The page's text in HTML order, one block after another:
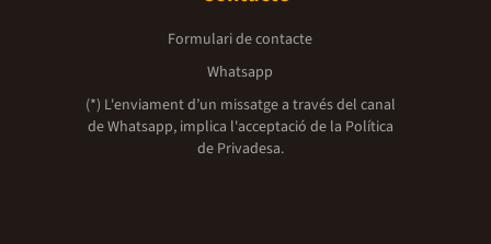
Formulari de contacte
Whatsapp
(*) L'enviament d’un missatge a través del canal
de Whatsapp, implica l'acceptació de la Política
de Privadesa.